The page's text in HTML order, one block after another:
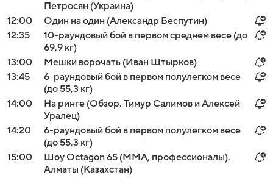
Петросян (Украина)
12:00
Один на один (Александр Беспутин)
12:35
10-раундовый бой в первом среднем весе (до
69,9 кг)
13:00
Мешки ворочать (Иван Штырков)
13:45
6-раундовый бой в первом полулегком весе
(до 55,3 кг)
14:00
На ринге (Обзор. Тимур Салимов и Алексей
Уралец)
14:20
6-раундовый бой в первом полулегком весе
(до 55,3 кг)
15:00
Шоу Octagon 65 (MMA, профессионалы).
Алматы (Казахстан)